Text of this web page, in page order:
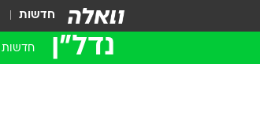
חדשות
נדל״ן חדשות